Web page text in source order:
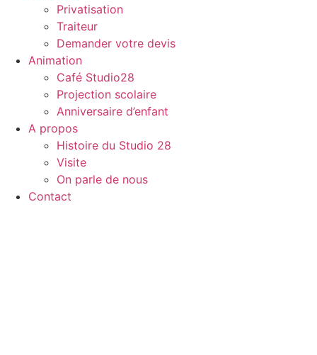
Privatisation
Traiteur
Demander votre devis
Animation
Café Studio28
Projection scolaire
Anniversaire d’enfant
A propos
Histoire du Studio 28
Visite
On parle de nous
Contact